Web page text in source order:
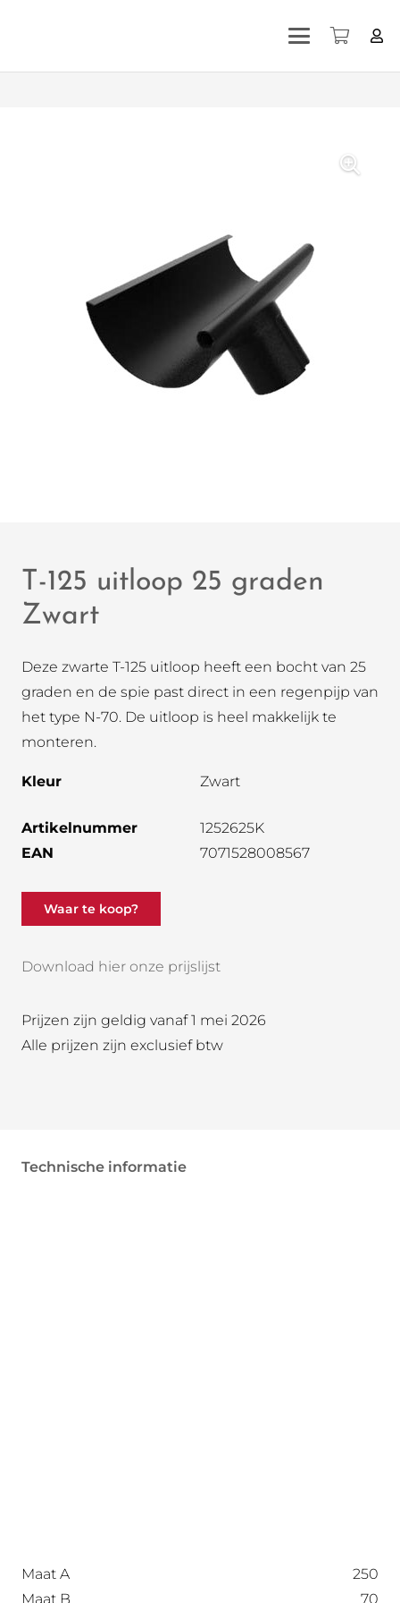
T-125 uitloop 25 graden
Zwart
Deze zwarte T-125 uitloop heeft een bocht van 25
graden en de spie past direct in een regenpijp van
het type N-70. De uitloop is heel makkelijk te
monteren.
Kleur Zwart
Artikelnummer
1252625K
EAN
7071528008567
Waar te koop?
Download hier onze prijslijst
Prijzen zijn geldig vanaf 1 mei 2026
Alle prijzen zijn exclusief btw
Technische informatie
Maat A
250
Maat B
70